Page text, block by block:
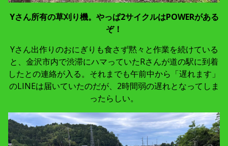
Yさん所有の草刈り機。やっぱ2サイクルはPOWERがある
ぞ！
Yさん出作りのおにぎりも食さず黙々と作業を続けている
と、金沢市内で渋滞にハマっていたRさんが道の駅に到着
したとの連絡が入る。それまでも午前中から「遅れます」
のLINEは届いていたのだが、2時間弱の遅れとなってしま
ったらしい。